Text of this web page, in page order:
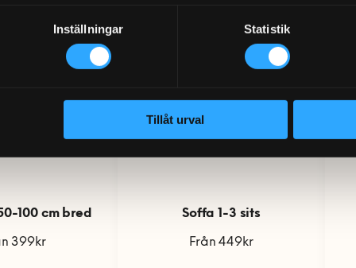
Inställningar Statistik
Tillåt urval
100 cm bred
399kr
Soffa 1-3 sits
Från 449kr